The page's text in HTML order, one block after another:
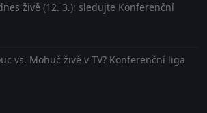
živě (12. 3.): sledujte Konferenční
vs. Mohuč živě v TV? Konferenční liga